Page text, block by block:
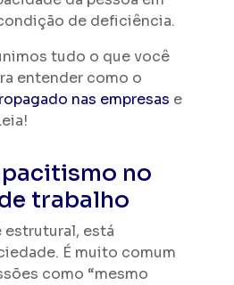
de deficiência.
tudo o que você
entender como o
nas empresas e
no
trabalho
estrutural, está
É muito comum
como “mesmo